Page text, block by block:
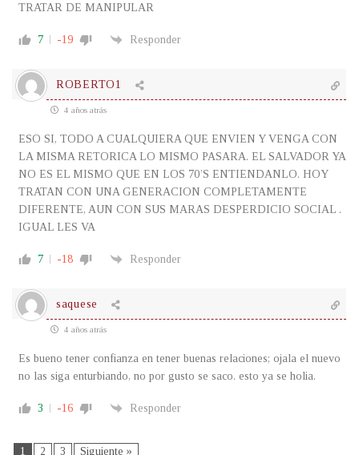
TRATAR DE MANIPULAR
7 -19 Responder
ROBERTO1
4 años atrás
ESO SI, TODO A CUALQUIERA QUE ENVIEN Y VENGA CON
LA MISMA RETORICA LO MISMO PASARA. EL SALVADOR YA
NO ES EL MISMO QUE EN LOS 70’S ENTIENDANLO. HOY
TRATAN CON UNA GENERACION COMPLETAMENTE
DIFERENTE, AUN CON SUS MARAS DESPERDICIO SOCIAL .
IGUAL LES VA
7 -18 Responder
saquese
4 años atrás
Es bueno tener confianza en tener buenas relaciones; ojala el nuevo
no las siga enturbiando, no por gusto se saco. esto ya se holia.
3 -16 Responder
1 2 3 Siguiente »